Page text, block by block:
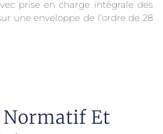
prise en charge intégrale des
une enveloppe de l’ordre de 28
Normatif Et